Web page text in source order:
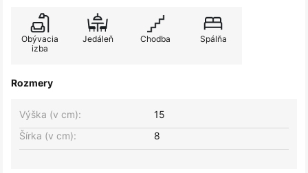
Obývacia
izba
Jedáleň Chodba Spálňa
Rozmery
Šírka (v cm): 8
Výška (v cm): 15